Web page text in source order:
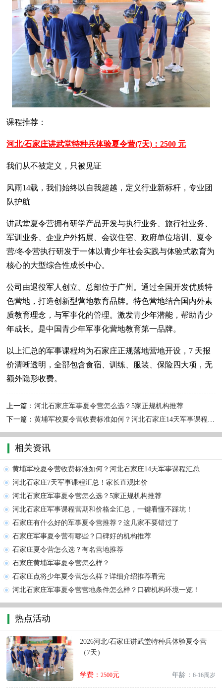
课程推荐：
河北/石家庄讲武堂特种兵体验夏令营(7天)：2500 元
我们从不被定义，只被见证
风雨14载，我们始终以自我超越，定义行业新标杆，专业团
队护航
讲武堂夏令营拥有研学产品开发与执行业务、旅行社业务、
军训业务、企业户外拓展、会议住宿、政府单位培训、夏令
营/冬令营执行研发于一体以青少年社会实践与体验式教育为
核心的大型综合性成长中心。
公司由退役军人创立。总部位于广州。通过全国开发优质特
色营地，打造创新型营地教育品牌。特色营地结合国内外素
质教育理念，与军事化的管理。激发青少年潜能，帮助青少
年成长。是中国青少年军事化营地教育第一品牌。
以上汇总的军事课程均为石家庄正规落地营地开设，7 天报
价清晰透明，全部包含食宿、训练、服装、保险四大项，无
额外隐形收费。
上一篇：河北石家庄军事夏令营怎么选？5家正规机构推荐
下一篇：黄埔军校夏令营收费标准如何？河北石家庄14天军事课程汇总
相关资讯
黄埔军校夏令营收费标准如何？河北石家庄14天军事课程汇总
河北石家庄7天军事课程汇总！家长直观比价
河北石家庄军事夏令营怎么选？5家正规机构推荐
河北石家庄军事课程营期和价格全汇总，一键看懂不踩坑！
石家庄有什么好的军事夏令营推荐？这几家不要错过了
石家庄军事夏令营有哪些？口碑好的机构推荐
石家庄夏令营怎么选？有名营地推荐
石家庄黄埔军事夏令营怎么样？
石家庄点将少年夏令营怎么样？详细介绍推荐看完
河北石家庄军事夏令营营地条件怎么样？口碑机构环境一览！
热点活动
2026河北/石家庄讲武堂特种兵体验夏令营
（7天）
学费： 2500元 年龄： 6-16周岁